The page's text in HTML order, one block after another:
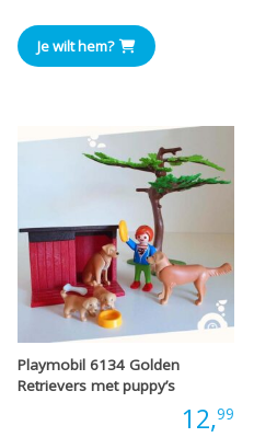
Je wilt hem?
Playmobil 6134 Golden
Retrievers met puppy’s
12,99